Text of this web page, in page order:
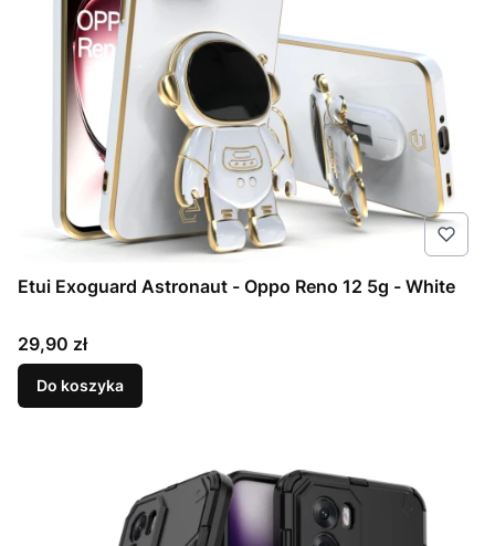
Etui Exoguard Astronaut - Oppo Reno 12 5g - White
Cena
29,90 zł
Do koszyka